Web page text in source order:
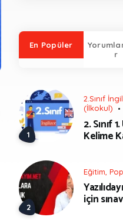
En Popüler
r
2.Sınıf
(İlkokul)
2. Sınıf
Kelime
Eğitim
için